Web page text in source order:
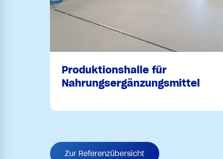
Produktionshalle für
Nahrungsergänzungsmittel
Zur Referenzübersicht